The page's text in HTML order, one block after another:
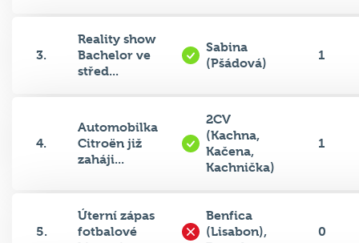
3.
Reality show
Bachelor ve
střed...
Sabina
(Pšádová)
1
4.
Automobilka
Citroën již
zaháji...
2CV
(Kachna,
Kačena,
Kachnička)
1
5.
Úterní zápas
fotbalové
Benfica
(Lisabon),
0